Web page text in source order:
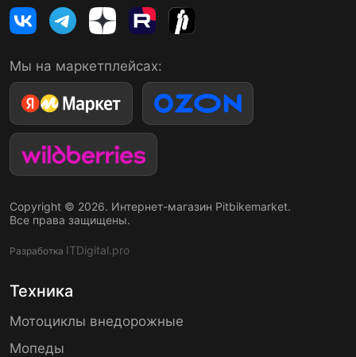
Мы на маркетплейсах:
Copyright © 2026. Интернет-магазин Pitbikemarket.
Все права защищены.
Разработка ITDigital.pro
Техника
Мотоциклы внедорожные
Мопеды